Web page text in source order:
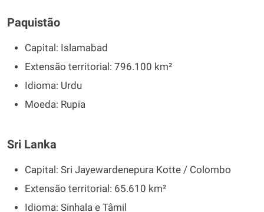
Paquistão
Capital: Islamabad
Extensão territorial: 796.100 km²
Idioma: Urdu
Moeda: Rupia
Sri Lanka
Capital: Sri Jayewardenepura Kotte / Colombo
Extensão territorial: 65.610 km²
Idioma: Sinhala e Tâmil